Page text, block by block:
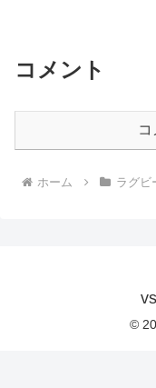
コメント
ホーム ラグビ
©